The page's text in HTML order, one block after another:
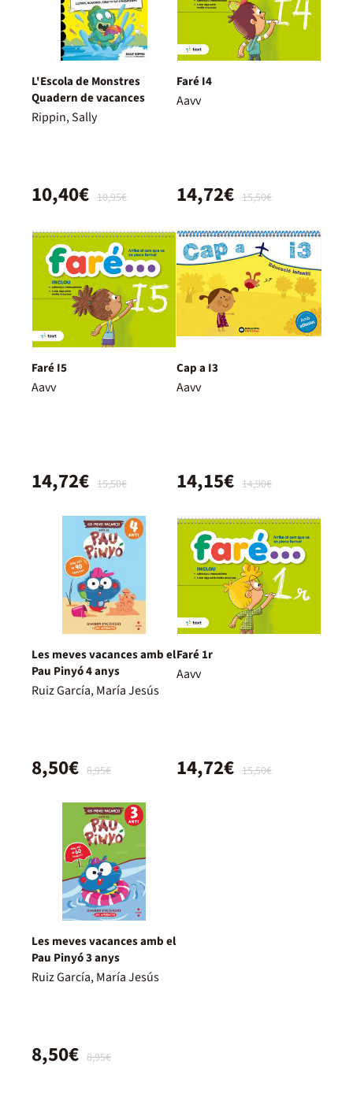
L'Escola de Monstres
Quadern de vacances
Rippin, Sally
10,95€
10,40€
Faré I4
Aavv
15,50€
14,72€
Faré I5
Aavv
15,50€
14,72€
Cap a I3
Aavv
14,90€
14,15€
Les meves vacances amb el
Pau Pinyó 4 anys
Ruiz García, María Jesús
8,95€
8,50€
Faré 1r
Aavv
15,50€
14,72€
Les meves vacances amb el
Pau Pinyó 3 anys
Ruiz García, María Jesús
8,95€
8,50€